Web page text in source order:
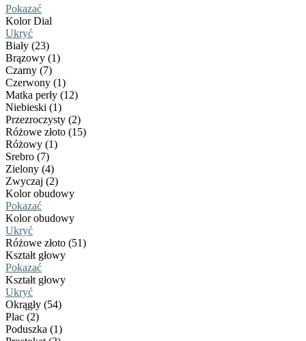
Pokazać
Kolor Dial
Ukryć
Biały (23)
Brązowy (1)
Czarny (7)
Czerwony (1)
Matka perły (12)
Niebieski (1)
Przezroczysty (2)
Różowe złoto (15)
Różowy (1)
Srebro (7)
Zielony (4)
Zwyczaj (2)
Kolor obudowy
Pokazać
Kolor obudowy
Ukryć
Różowe złoto (51)
Kształt głowy
Pokazać
Kształt głowy
Ukryć
Okrągły (54)
Plac (2)
Poduszka (1)